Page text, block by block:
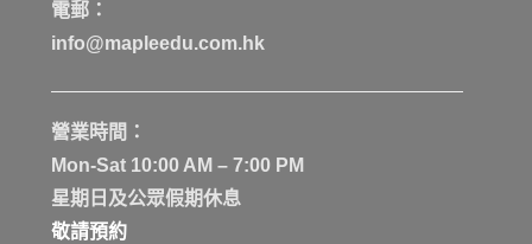
電郵：
info@mapleedu.com.hk
營業時間：
Mon-Sat 10:00 AM – 7:00 PM
星期日及公眾假期休息
敬請預約